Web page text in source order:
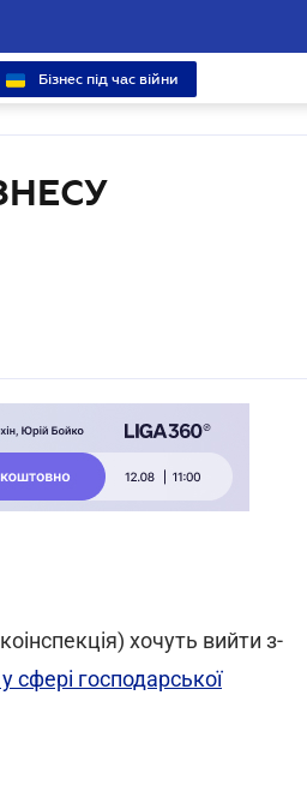
Бізнес під час війни
хочуть вийти з-
господарської